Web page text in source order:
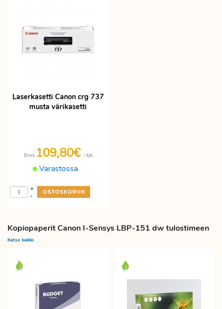
Laserkasetti Canon crg 737
musta värikasetti
Varastossa
Hinta 109,80€ / kpl
-
+
Kopiopaperit Canon I-Sensys LBP-151 dw tulostimeen
Katso kaikki